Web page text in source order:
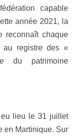
capable
année 2021, la
reconnaît chaque
au registre des «
du patrimoine
lieu le 31 juillet
en Martinique. Sur